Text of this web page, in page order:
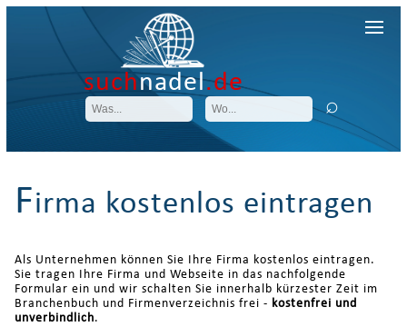
suchnadel.de
Firma kostenlos eintragen
Als Unternehmen können Sie Ihre Firma kostenlos eintragen.
Sie tragen Ihre Firma und Webseite in das nachfolgende
Formular ein und wir schalten Sie innerhalb kürzester Zeit im
Branchenbuch und Firmenverzeichnis frei - kostenfrei und
unverbindlich.